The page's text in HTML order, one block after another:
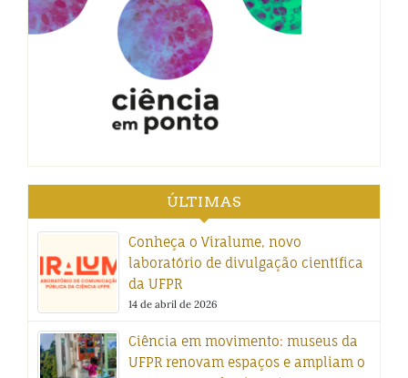
ÚLTIMAS
Conheça o Viralume, novo
laboratório de divulgação científica
da UFPR
14 de abril de 2026
Ciência em movimento: museus da
UFPR renovam espaços e ampliam o